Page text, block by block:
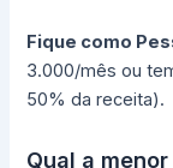
Fique como
3.000/mês ou
50% da receita).
Qual a